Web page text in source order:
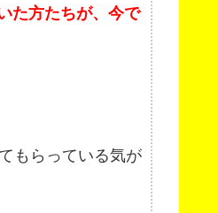
た方たちが、今で
もらっている気が